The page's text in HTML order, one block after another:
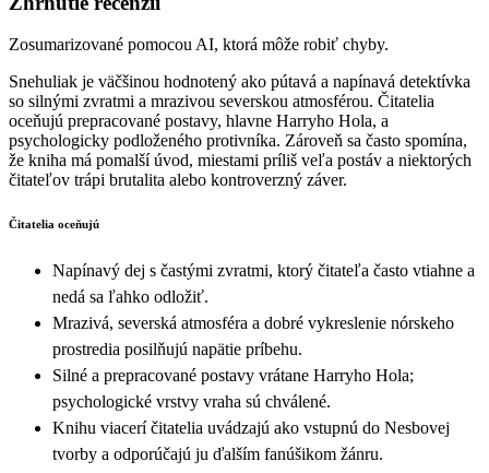
Zosumarizované pomocou AI, ktorá môže robiť chyby.
Snehuliak je väčšinou hodnotený ako pútavá a napínavá detektívka
so silnými zvratmi a mrazivou severskou atmosférou. Čitatelia
oceňujú prepracované postavy, hlavne Harryho Hola, a
psychologicky podloženého protivníka. Zároveň sa často spomína,
že kniha má pomalší úvod, miestami príliš veľa postáv a niektorých
čitateľov trápi brutalita alebo kontroverzný záver.
Čitatelia oceňujú
Napínavý dej s častými zvratmi, ktorý čitateľa často vtiahne a
nedá sa ľahko odložiť.
Mrazivá, severská atmosféra a dobré vykreslenie nórskeho
prostredia posilňujú napätie príbehu.
Silné a prepracované postavy vrátane Harryho Hola;
psychologické vrstvy vraha sú chválené.
Knihu viacerí čitatelia uvádzajú ako vstupnú do Nesbovej
tvorby a odporúčajú ju ďalším fanúšikom žánru.